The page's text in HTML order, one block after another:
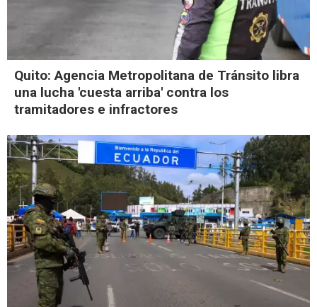
Quito: Agencia Metropolitana de Tránsito libra
una lucha 'cuesta arriba' contra los
tramitadores e infractores